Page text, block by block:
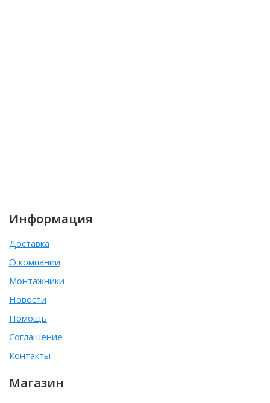
Информация
Доставка
О компании
Монтажники
Новости
Помощь
Соглашение
Контакты
Магазин